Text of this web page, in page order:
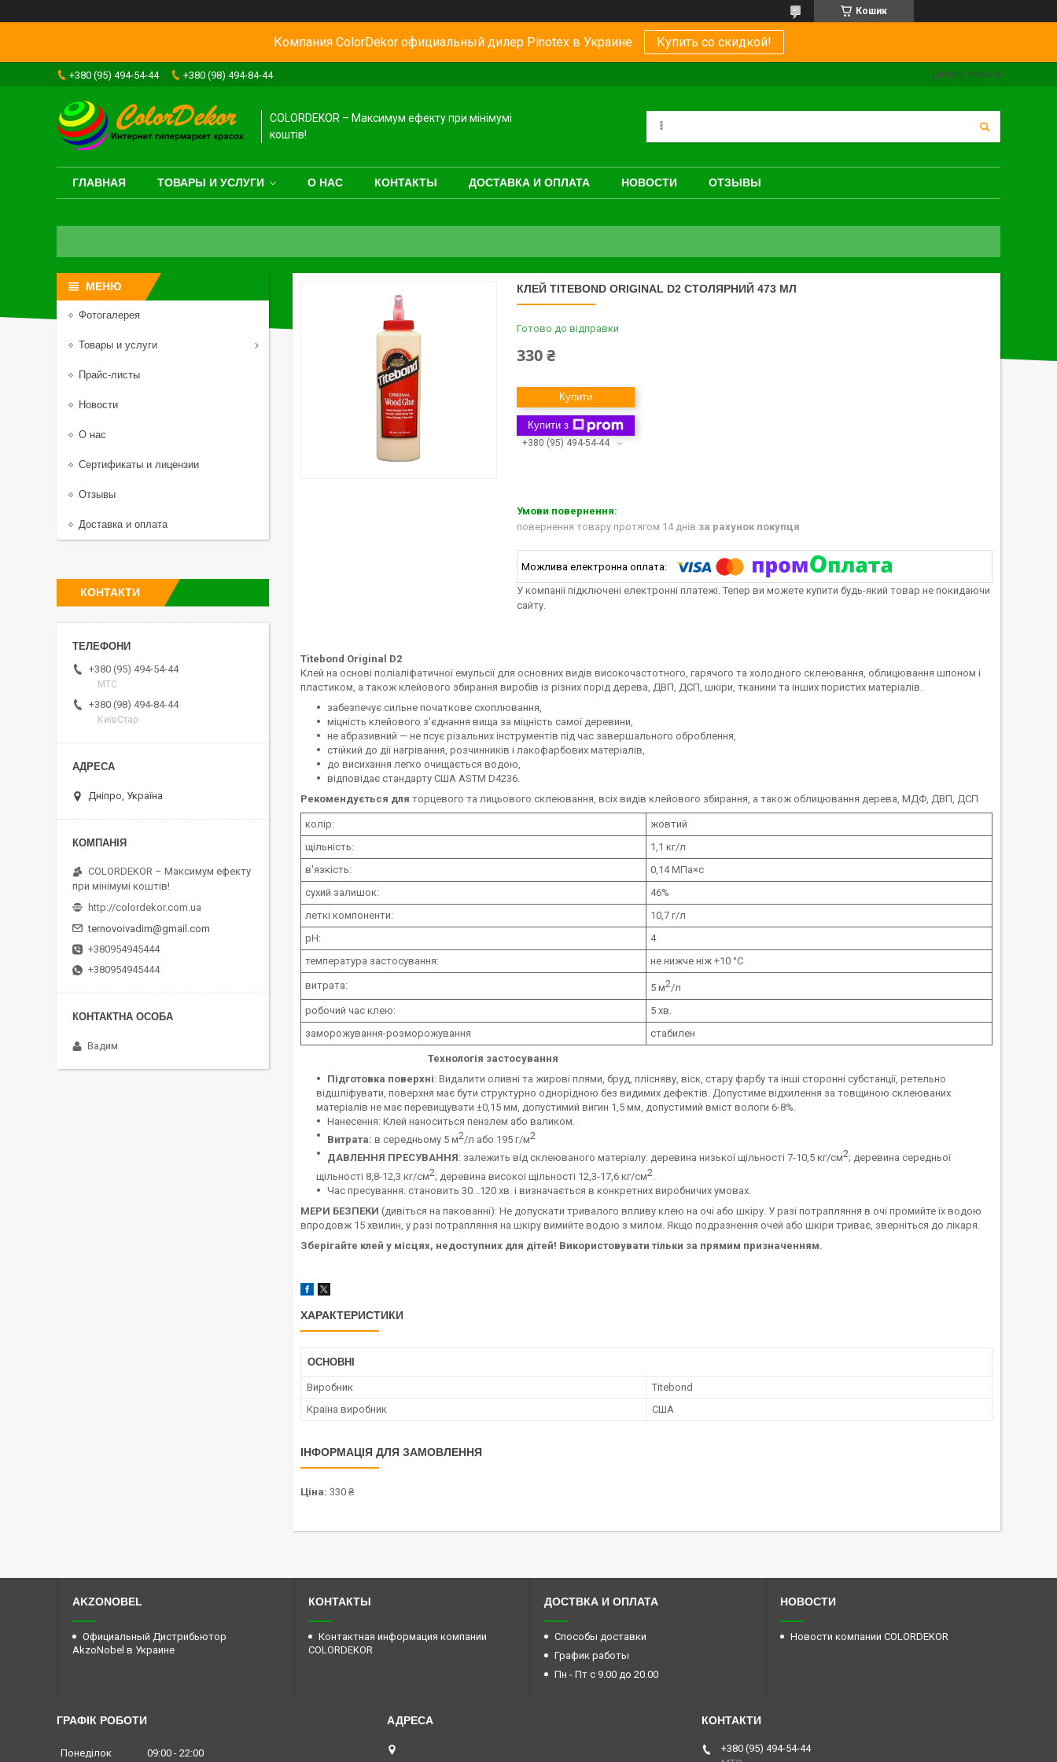
Кошик
Компания ColorDekor официальный дилер Pinotex в Украине Купить со скидкой!
+380 (95) 494-54-44 +380 (98) 494-84-44 Дніпро, Україна
COLORDEKOR – Максимум ефекту при мінімумі
коштів!
ГЛАВНАЯ ТОВАРЫ И УСЛУГИ О НАС КОНТАКТЫ ДОСТАВКА И ОПЛАТА НОВОСТИ ОТЗЫВЫ
КЛЕЙ TITEBOND ORIGINAL D2 СТОЛЯРНИЙ 473 МЛ
Готово до відправки
330 ₴
Купити
Купити з
+380 (95) 494-54-44
повернення товару протягом 14 днів за рахунок покупця
У компанії підключені електронні платежі. Тепер ви можете купити будь-який товар не покидаючи
сайту.
Titebond Original D2
Клей на основі поліаліфатичної емульсії для основних видів високочастотного, гарячого та холодного склеювання, облицювання шпоном і
пластиком, а також клейового збирання виробів із різних порід дерева, ДВП, ДСП, шкіри, тканини та інших пористих матеріалів.
забезпечує сильне початкове схоплювання,
міцність клейового з'єднання вища за міцність самої деревини,
не абразивний — не псує різальних інструментів під час завершального оброблення,
стійкий до дії нагрівання, розчинників і лакофарбових матеріалів,
до висихання легко очищається водою,
відповідає стандарту США ASTM D4236.
Рекомендується для торцевого та лицьового склеювання, всіх видів клейового збирання, а також облицювання дерева, МДФ, ДВП, ДСП
колір:
жовтий
щільність:
1,1 кг/л
в'язкість:
0,14 МПа×с
сухий залишок:
46%
леткі компоненти:
10,7 г/л
рН:
4
температура застосування:
не нижче ніж +10 °C
витрата: 5 м2/л
робочий час клею:
5 хв.
заморожування-розморожування
стабилен
Технологія застосування
Підготовка поверхні: Видалити оливні та жирові плями, бруд, плісняву, віск, стару фарбу та інші сторонні субстанції, ретельно
відшліфувати, поверхня має бути структурно однорідною без видимих дефектів. Допустиме відхилення за товщиною склеюваних
матеріалів не має перевищувати ±0,15 мм, допустимий вигин 1,5 мм, допустимий вміст вологи 6-8%.
Нанесення: Клей наноситься пензлем або валиком.
Витрата: в середньому 5 м2/л або 195 г/м2
ДАВЛЕННЯ ПРЕСУВАННЯ: залежить від склеюваного матеріалу: деревина низької щільності 7-10,5 кг/см2; деревина середньої
щільності 8,8-12,3 кг/см2; деревина високої щільності 12,3-17,6 кг/см2
Час пресування: становить 30...120 хв. і визначається в конкретних виробничих умовах.
МЕРИ БЕЗПЕКИ (дивіться на пакованні): Не допускати тривалого впливу клею на очі або шкіру. У разі потрапляння в очі промийте їх водою
впродовж 15 хвилин, у разі потрапляння на шкіру вимийте водою з милом. Якщо подразнення очей або шкіри триває, зверніться до лікаря.
Зберігайте клей у місцях, недоступних для дітей! Використовувати тільки за прямим призначенням.
ХАРАКТЕРИСТИКИ
ОСНОВНІ
Виробник
Titebond
Країна виробник
США
ІНФОРМАЦІЯ ДЛЯ ЗАМОВЛЕННЯ
Ціна: 330 ₴
Фотогалерея
Товары и услуги
Прайс-листы
Новости
О нас
Сертификаты и лицензии
Отзывы
Доставка и оплата
КОНТАКТИ
+380 (95) 494-54-44
МТС
+380 (98) 494-84-44
КиївСтар
Дніпро, Україна
COLORDEKOR – Максимум ефекту
при мінімумі коштів!
http://colordekor.com.ua
ternovoivadim@gmail.com
+380954945444
+380954945444
Вадим
AKZONOBEL
Официальный Дистрибьютор
AkzoNobel в Украине
КОНТАКТЫ
Контактная информация компании
COLORDEKOR
ДОСТВКА И ОПЛАТА
Способы доставки
График работы
Пн - Пт с 9.00 до 20.00
НОВОСТИ
Новости компании COLORDEKOR
ГРАФІК РОБОТИ
Понеділок 09:00 22:00
+380 (95) 494-54-44